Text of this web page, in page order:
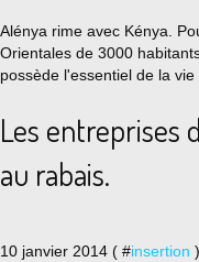
Alénya rime avec Kénya.
Orientales de 3000
possède l'essentiel de la
Les entreprises
au rabais.
10 janvier 2014 ( #insertion )